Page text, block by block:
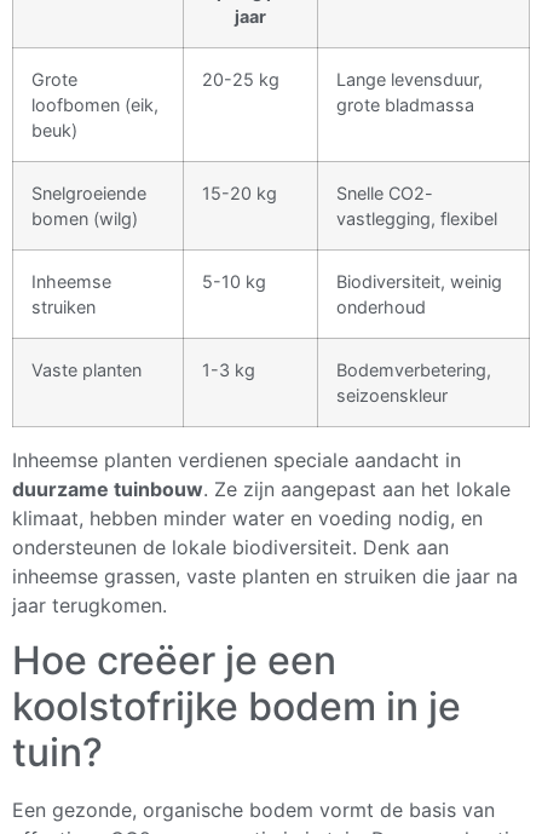
jaar
Grote
loofbomen (eik,
beuk)
20-25 kg
Lange levensduur,
grote bladmassa
Snelgroeiende
bomen (wilg)
15-20 kg
Snelle CO2-
vastlegging, flexibel
Inheemse
struiken
5-10 kg
Biodiversiteit, weinig
onderhoud
Vaste planten 1-3 kg
Bodemverbetering,
seizoenskleur
Inheemse planten verdienen speciale aandacht in
duurzame tuinbouw. Ze zijn aangepast aan het lokale
klimaat, hebben minder water en voeding nodig, en
ondersteunen de lokale biodiversiteit. Denk aan
inheemse grassen, vaste planten en struiken die jaar na
jaar terugkomen.
Hoe creëer je een
koolstofrijke bodem in je
tuin?
Een gezonde, organische bodem vormt de basis van